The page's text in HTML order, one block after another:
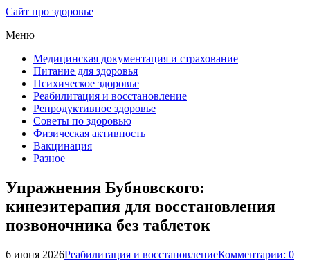
Сайт про здоровье
Меню
Медицинская документация и страхование
Питание для здоровья
Психическое здоровье
Реабилитация и восстановление
Репродуктивное здоровье
Советы по здоровью
Физическая активность
Вакцинация
Разное
Упражнения Бубновского:
кинезитерапия для восстановления
позвоночника без таблеток
6 июня 2026Реабилитация и восстановлениеКомментарии: 0